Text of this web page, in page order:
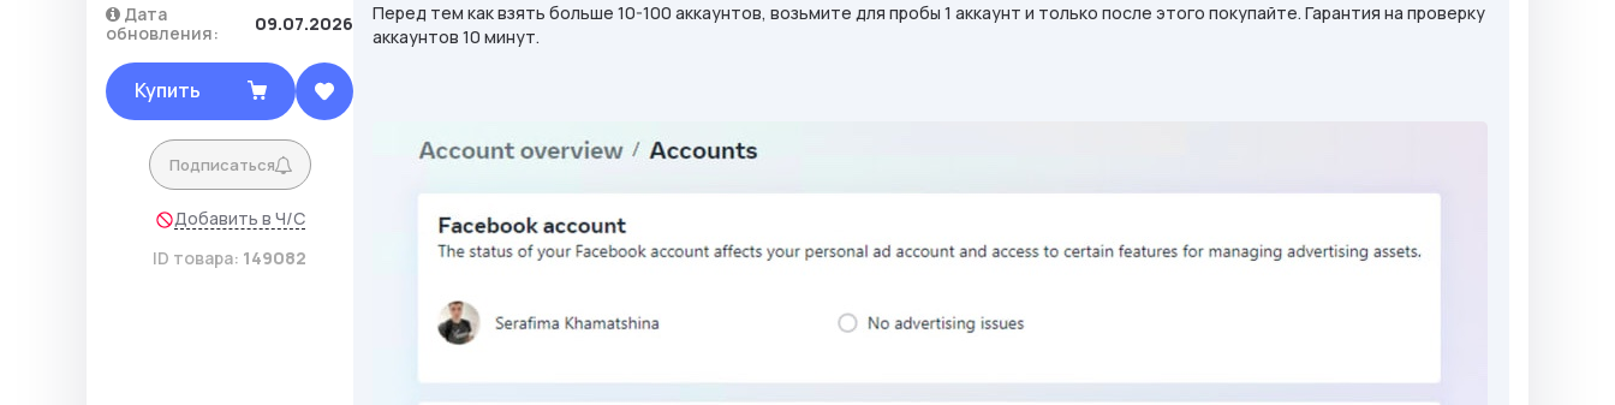
Дата
обновления:
09.07.2026
Купить
Подписаться
Добавить в Ч/С
ID товара: 149082
Перед тем как взять больше 10-100 аккаунтов, возьмите для пробы 1 аккаунт и только после этого покупайте. Гарантия на проверку
аккаунтов 10 минут.